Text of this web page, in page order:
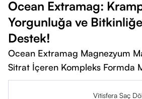
Ocean Extramag:
Yorgunluğa ve
Destek!
Ocean Extramag Magnezyum
Sitrat İçeren Kompleks Formda
Vitisfera Saç